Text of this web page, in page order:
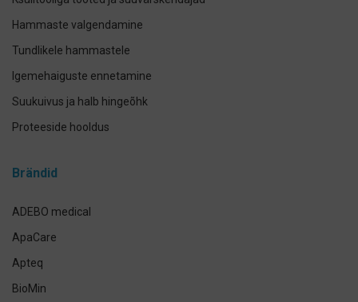
Hammaste valgendamine
Tundlikele hammastele
Igemehaiguste ennetamine
Suukuivus ja halb hingeõhk
Proteeside hooldus
Implantaadi hooldus
Brändid
ADEBO medical
ApaCare
Apteq
BioMin